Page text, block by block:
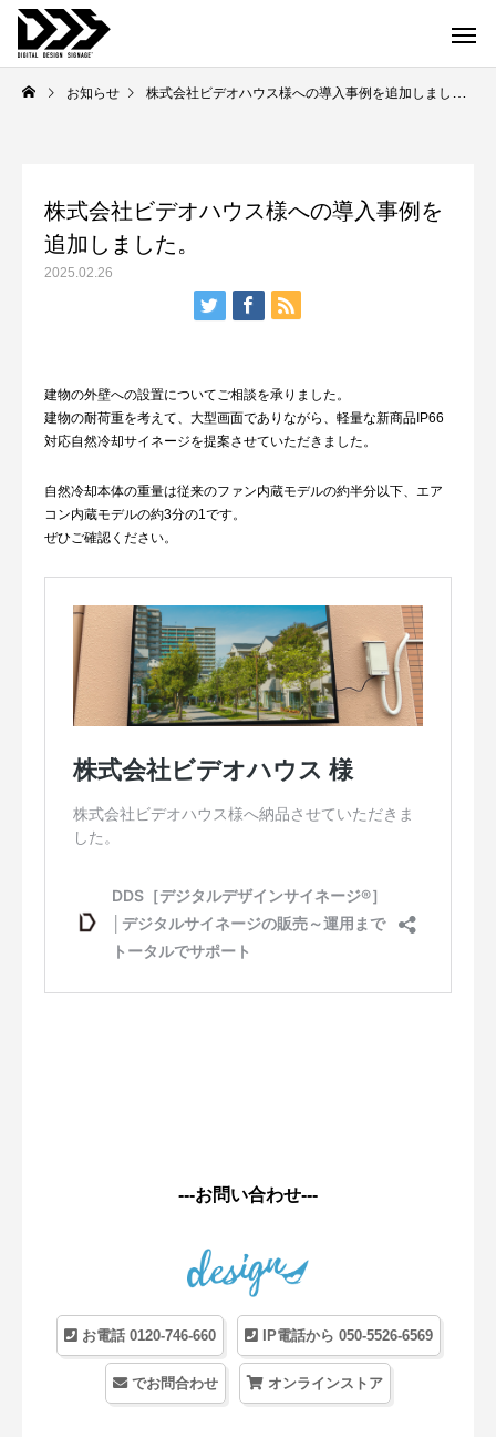
お知らせ 株式会社ビデオハウス様への導入事例を追加しました。
株式会社ビデオハウス様への導入事例を
追加しました。
2025.02.26
建物の外壁への設置についてご相談を承りました。
建物の耐荷重を考えて、大型画面でありながら、軽量な新商品IP66
対応自然冷却サイネージを提案させていただきました。
自然冷却本体の重量は従来のファン内蔵モデルの約半分以下、エア
コン内蔵モデルの約3分の1です。
ぜひご確認ください。
---お問い合わせ---
お電話 0120-746-660 IP電話から 050-5526-6569
でお問合わせ オンラインストア